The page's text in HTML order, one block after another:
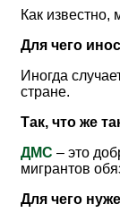
Как
Для чего
Иногда
стране.
Так, что же
ДМС – это
мигрантов
Для чего